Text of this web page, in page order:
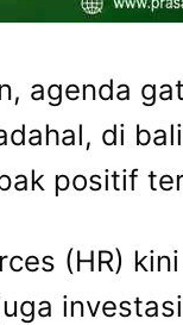
agenda
di
positif
(HR)